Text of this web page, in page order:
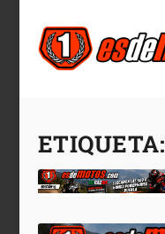
ETIQUETA: